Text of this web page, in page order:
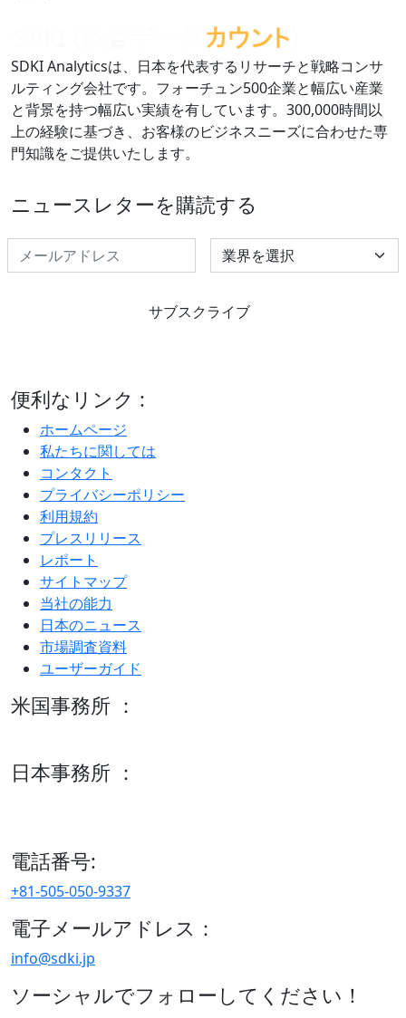
SDKI Analyticsは、日本を代表するリサーチと戦略コンサ
ルティング会社です。フォーチュン500企業と幅広い産業
と背景を持つ幅広い実績を有しています。300,000時間以
上の経験に基づき、お客様のビジネスニーズに合わせた専
門知識をご提供いたします。
ニュースレターを購読する
Select Industry
サブスクライブ
便利なリンク :
ホームページ
私たちに関しては
コンタクト
プライバシーポリシー
利用規約
プレスリリース
レポート
サイトマップ
当社の能力
日本のニュース
市場調査資料
ユーザーガイド
米国事務所 ：
日本事務所 ：
電話番号:
+81-505-050-9337
電子メールアドレス：
info@sdki.jp
ソーシャルでフォローしてください！